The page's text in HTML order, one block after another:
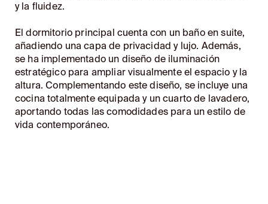
y la fluidez.
El dormitorio principal cuenta con un baño en suite,
añadiendo una capa de privacidad y lujo. Además,
se ha implementado un diseño de iluminación
estratégico para ampliar visualmente el espacio y la
altura. Complementando este diseño, se incluye una
cocina totalmente equipada y un cuarto de lavadero,
aportando todas las comodidades para un estilo de
vida contemporáneo.